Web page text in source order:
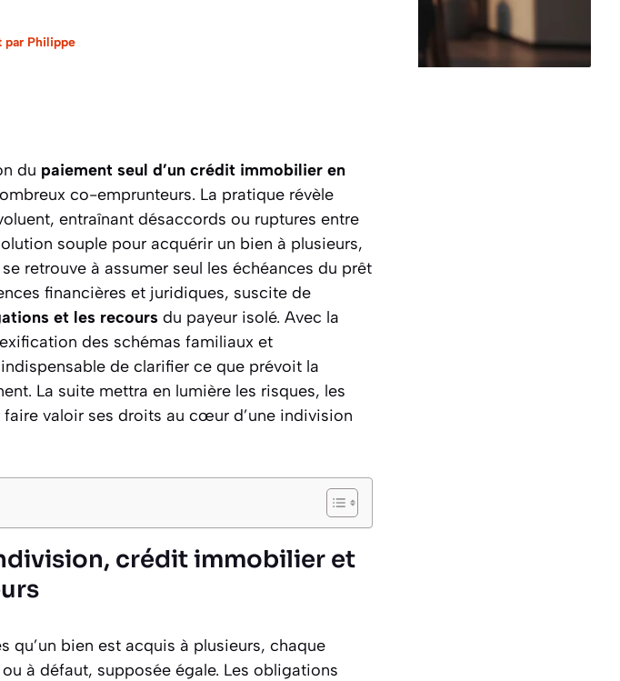
par Philippe
du paiement seul d’un crédit immobilier en
co-emprunteurs. La pratique révèle
entraînant désaccords ou ruptures entre
souple pour acquérir un bien à plusieurs,
retrouve à assumer seul les échéances du prêt
financières et juridiques, suscite de
et les recours du payeur isolé. Avec la
des schémas familiaux et
de clarifier ce que prévoit la
La suite mettra en lumière les risques, les
valoir ses droits au cœur d’une indivision
crédit immobilier et
qu’un bien est acquis à plusieurs, chaque
à défaut, supposée égale. Les obligations